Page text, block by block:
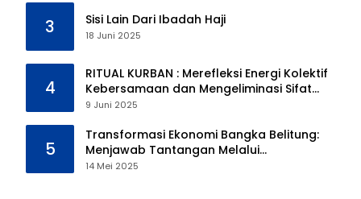
3 Sisi Lain Dari Ibadah Haji
18 Juni 2025
4
RITUAL KURBAN : Merefleksi Energi Kolektif
Kebersamaan dan Mengeliminasi Sifat
Kebinatangan Manusia
9 Juni 2025
5
Transformasi Ekonomi Bangka Belitung:
Menjawab Tantangan Melalui
Pengelolaan Sumber Daya Alam yang
14 Mei 2025